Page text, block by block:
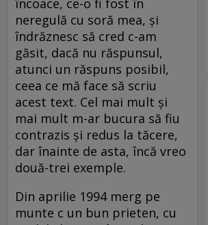
încoace, ce-o fi fost în
neregulă cu soră mea, și
îndrăznesc să cred c-am
găsit, dacă nu răspunsul,
atunci un răspuns posibil,
ceea ce mă face să scriu
acest text. Cel mai mult și
mai mult m-ar bucura să fiu
contrazis și redus la tăcere,
dar înainte de asta, încă vreo
două-trei exemple.
Din aprilie 1994 merg pe
munte c un bun prieten, cu